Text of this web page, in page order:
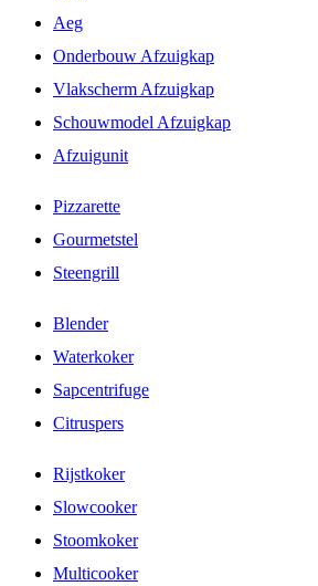
Aeg
Onderbouw Afzuigkap
Vlakscherm Afzuigkap
Schouwmodel Afzuigkap
Afzuigunit
Pizzarette
Gourmetstel
Steengrill
Blender
Waterkoker
Sapcentrifuge
Citruspers
Rijstkoker
Slowcooker
Stoomkoker
Multicooker